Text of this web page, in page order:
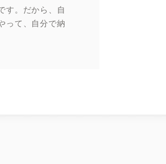
す。だから、自
って、自分で納